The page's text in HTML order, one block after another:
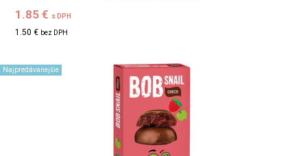
1.85 € s DPH
1.50 € bez DPH
Najpredávanejšie